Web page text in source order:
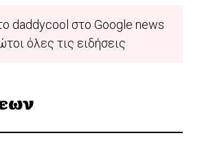
daddycool στο Google news
όλες τις ειδήσεις